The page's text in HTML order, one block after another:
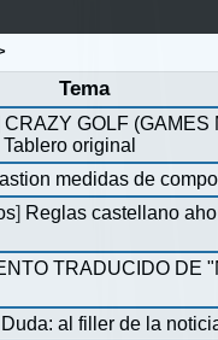
Tema
CRAZY GOLF (GAMES
original
medidas de
] Reglas castellano
TRADUCIDO DE
Duda: al filler de la